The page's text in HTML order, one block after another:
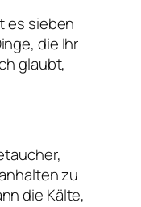
es sieben
die Ihr
glaubt,
zu
die Kälte,